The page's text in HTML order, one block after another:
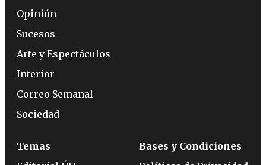
Opinión
Sucesos
Arte y Espectáculos
Interior
Correo Semanal
Sociedad
Temas
Bases y Condiciones